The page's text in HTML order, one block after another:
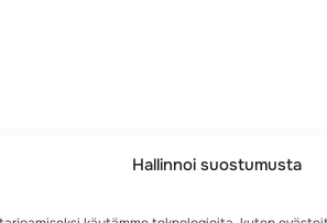
Hallinnoi suostumusta